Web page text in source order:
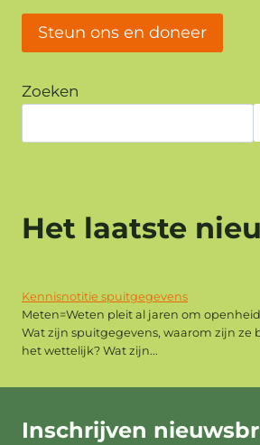
Steun ons en doneer
Zoeken
Het laatste
Kennisnotitie spuitgegevens
Meten=Weten pleit al jaren om
Wat zijn spuitgegevens, waarom zijn ze
het wettelijk? Wat zijn...
Inschrijven